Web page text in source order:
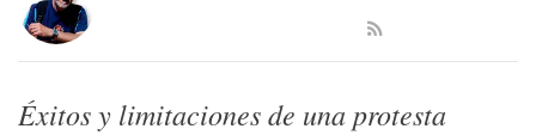
Éxitos y limitaciones de una protesta